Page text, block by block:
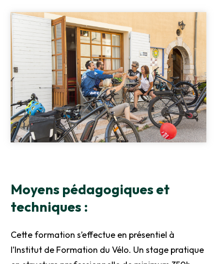
Moyens pédagogiques et
techniques :
Cette formation s’effectue en présentiel à
l’Institut de Formation du Vélo. Un stage pratique